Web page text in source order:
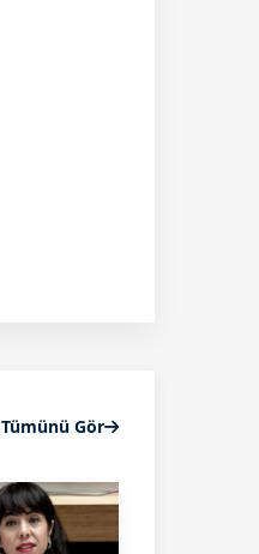
Tümünü Gör